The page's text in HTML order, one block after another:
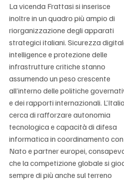
La vicenda Frattasi si inserisce
inoltre in un quadro più ampio di
riorganizzazione degli apparati
strategici italiani. Sicurezza
intelligence e protezione delle
infrastrutture critiche stanno
assumendo un peso crescente
all’interno delle politiche
e dei rapporti internazionali. L’Italia
cerca di rafforzare autonomia
tecnologica e capacità di difesa
informatica in coordinamento con
Nato e partner europei,
che la competizione globale si
sempre di più anche sul terreno